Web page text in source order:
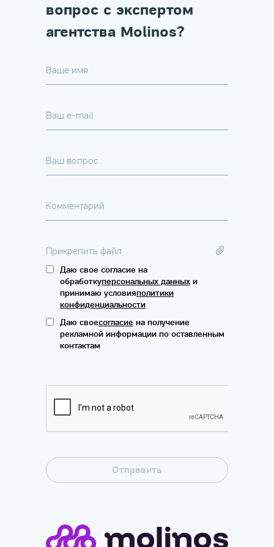
вопрос с экспертом
агентства Molinos?
Ваше имя
Ваш e-mail
Ваш вопрос
Комментарий
Прикрепить файл
Даю свое согласие на
обработкуперсональных данных и
принимаю условияполитики
конфиденциальности
Даю своесогласие на получение
рекламной информации по оставленным
контактам